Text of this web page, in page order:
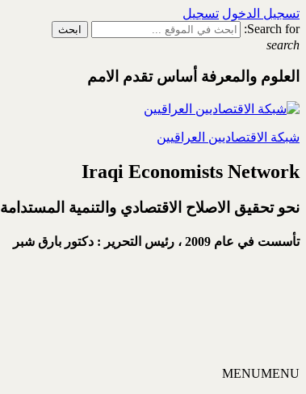
تسجيل الدخول تسجيل
Search for:
search
العلوم والمعرفة أساس تقدم الامم
شبكة الاقتصاديين العراقيين
Iraqi Economists Network
نحو تحقيق الاصلاح الاقتصادي والتنمية المستدامة
تأسست في عام 2009 ، رئيس التحرير : دكتور بارق شبر
MENUMENU